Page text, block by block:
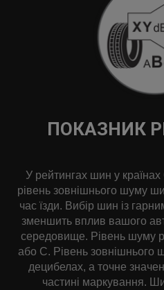
ПОКАЗНИК
У рейтингах шин у
рівень зовнішнього шуму
час їзди. Вибір шин із
зменшить вплив вашого
середовище. Рівень шуму
або С. Рівень зовнішнього
децибелах, а точне
частині маркування.